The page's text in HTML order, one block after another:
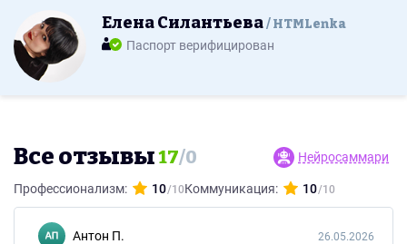
Елена Силантьева HTMLenka
Паспорт верифицирован
Все отзывы17/0 Нейросаммари
Профессионализм: 10 Коммуникация: 10
Антон П. 26.05.2026